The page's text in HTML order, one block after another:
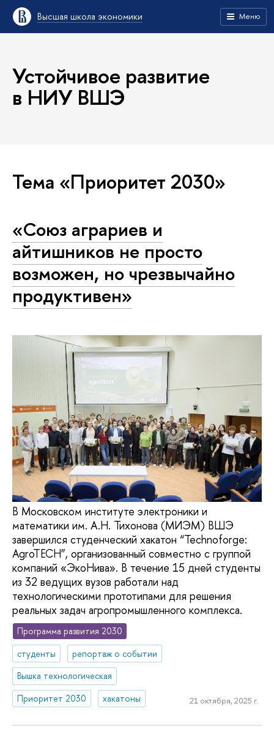
Высшая школа экономики Меню
Устойчивое развитие
в НИУ ВШЭ
Тема «Приоритет 2030»
«Союз аграриев и
айтишников не просто
возможен, но чрезвычайно
продуктивен»
В Московском институте электроники и
математики им. А.Н. Тихонова (МИЭМ) ВШЭ
завершился студенческий хакатон “Technoforge:
AgroTECH”, организованный совместно с группой
компаний «ЭкоНива». В течение 15 дней студенты
из 32 ведущих вузов работали над
технологическими прототипами для решения
реальных задач агропромышленного комплекса.
Программа развития 2030
студенты
репортаж о событии
Вышка технологическая
Приоритет 2030
хакатоны 21 октября, 2025 г.